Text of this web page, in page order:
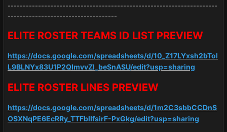
---------------------------------------------------------------------
------------------------------------
ELITE ROSTER TEAMS ID LIST PREVIEW
https://docs.google.com/spreadsheets/d/10_Z17LYxsh2bTol
L9BLNYx83U1P2QImvvZl_beSnASU/edit?usp=sharing
ELITE ROSTER LINES PREVIEW
https://docs.google.com/spreadsheets/d/1m2C3sbbCCDnS
OSXNqPE6EcRRy_TTFblIfsirF-PxGkg/edit?usp=sharing